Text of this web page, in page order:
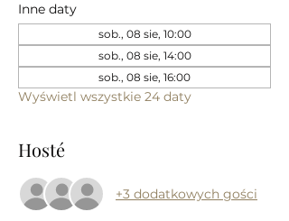
Inne daty
sob., 08 sie, 10:00
sob., 08 sie, 14:00
sob., 08 sie, 16:00
Wyświetl wszystkie 24 daty
Hosté
+3 dodatkowych gości